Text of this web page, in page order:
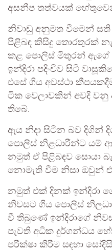
අසනීප තත්වයක්
නිවාඩු අනුමත වීමෙන්
පිළිබඳ කිසිදු තොරතුරක්
කළ පොලිස් මිතුරන් ඇගේ
ඉන්දිරා පදිංචිව සිටි
එසේ ගිය අවස්ථා
ටික වෙලාවකින් අවදි
තිබේ.
ඇය නිදා සිටින බව දිගින්
පොලිස් නිළධාරීන්ට යම්
නමුත් ඒ පිළිබඳව සොයා
නොමැති වීම නිසා ඔවුන්
නමුත් එක් දිනක් ඉන්දිරා
නිවසට ගිය පොලිස්
වී තිබුණේ ඉන්දිරාගේ
පැවති අධික දුර්ගන්ධය
පරීක්ෂා කිරීම සඳහා